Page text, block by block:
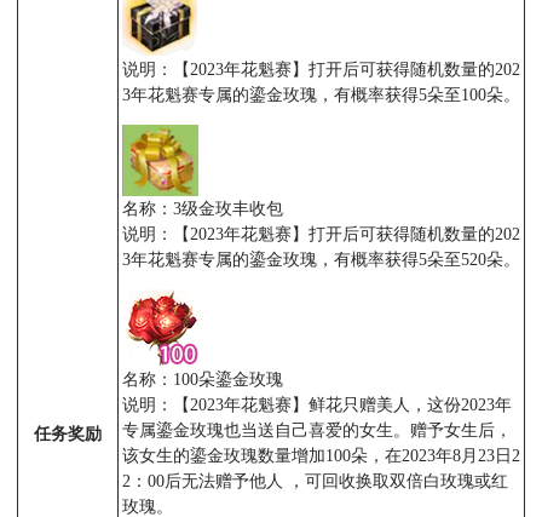
任务奖励
说明：【2023年花魁赛】打开后可获得随机数量的202
3年花魁赛专属的鎏金玫瑰，有概率获得5朵至100朵。
名称：3级金玫丰收包
说明：【2023年花魁赛】打开后可获得随机数量的202
3年花魁赛专属的鎏金玫瑰，有概率获得5朵至520朵。
名称：100朵鎏金玫瑰
说明：【2023年花魁赛】鲜花只赠美人，这份2023年
专属鎏金玫瑰也当送自己喜爱的女生。赠予女生后，
该女生的鎏金玫瑰数量增加100朵，在2023年8月23日2
2：00后无法赠予他人 ，可回收换取双倍白玫瑰或红
玫瑰。